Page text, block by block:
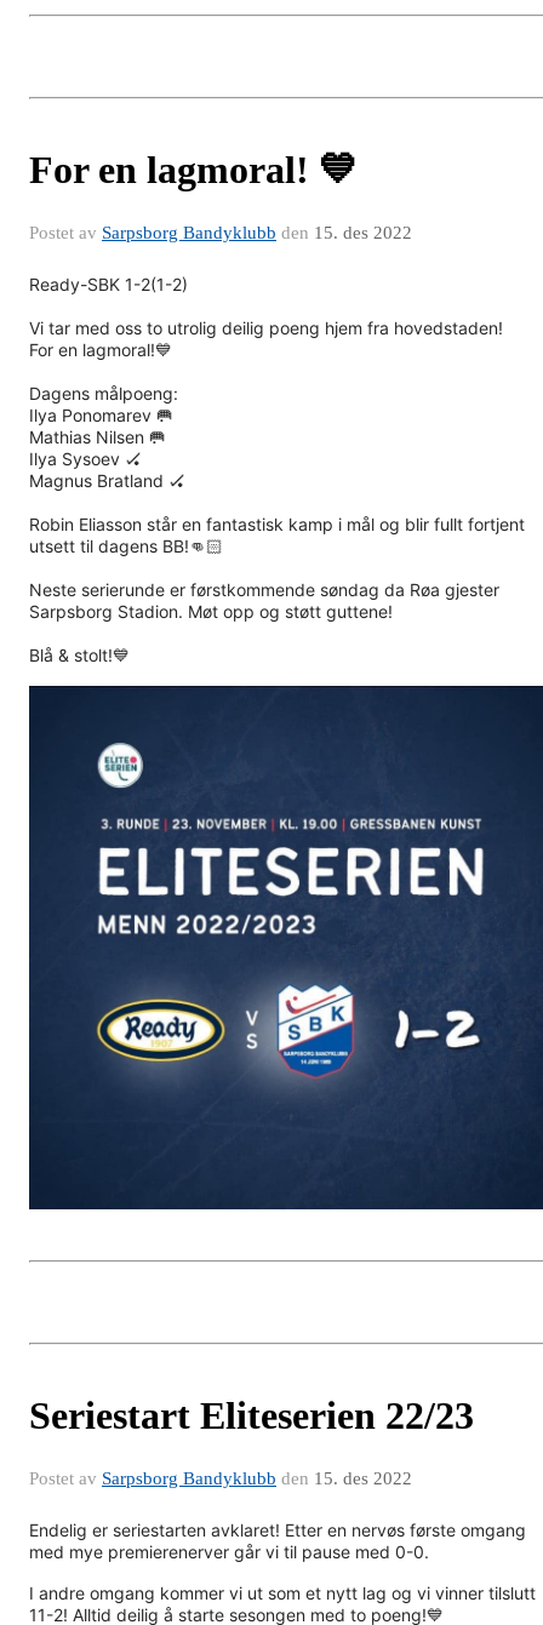
For en lagmoral! 💙
Postet av Sarpsborg Bandyklubb den 15. des 2022
Ready-SBK 1-2(1-2)
Vi tar med oss to utrolig deilig poeng hjem fra hovedstaden!
For en lagmoral!💙
Dagens målpoeng:
Ilya Ponomarev 🥅
Mathias Nilsen 🥅
Ilya Sysoev 🏑
Magnus Bratland 🏑
Robin Eliasson står en fantastisk kamp i mål og blir fullt fortjent
utsett til dagens BB!👊🏻
Neste serierunde er førstkommende søndag da Røa gjester
Sarpsborg Stadion. Møt opp og støtt guttene!
Blå & stolt!💙
Seriestart Eliteserien 22/23
Postet av Sarpsborg Bandyklubb den 15. des 2022
Endelig er seriestarten avklaret! Etter en nervøs første omgang
med mye premierenerver går vi til pause med 0-0.
I andre omgang kommer vi ut som et nytt lag og vi vinner tilslutt
11-2! Alltid deilig å starte sesongen med to poeng!💙